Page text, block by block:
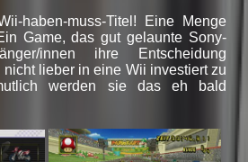
haben-muss-Titel! Eine Menge
Game, das gut gelaunte Sony-
innen ihre Entscheidung
lieber in eine Wii investiert zu
werden sie das eh bald